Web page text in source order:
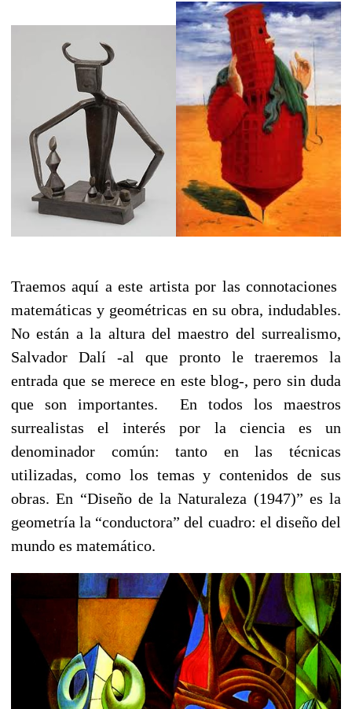
Traemos aquí a este artista por las connotaciones
matemáticas y geométricas en su obra, indudables.
No están a la altura del maestro del surrealismo,
Salvador Dalí -al que pronto le traeremos la
entrada que se merece en este blog-, pero sin duda
que son importantes.
En todos los maestros
surrealistas el interés por la ciencia es un
denominador común: tanto en las técnicas
utilizadas, como los temas y contenidos de sus
obras. En “Diseño de la Naturaleza (1947)” es la
geometría la “conductora” del cuadro: el diseño del
mundo es matemático.